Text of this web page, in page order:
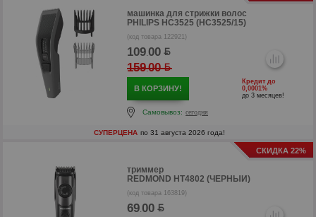
р
машинка для стрижки волос
PHILIPS HC3525 (HC3525/15)
(код товара 122921)
109.00
159.00
В КОРЗИНУ!
Кредит до
0,0001%
до 3 месяцев!
Самовывоз: сегодня
СУПЕРЦЕНА по 31 августа 2026 года!
СКИДКА 22%
триммер
REDMOND HT4802 (ЧЕРНЫЙ)
(код товара 163819)
69.00